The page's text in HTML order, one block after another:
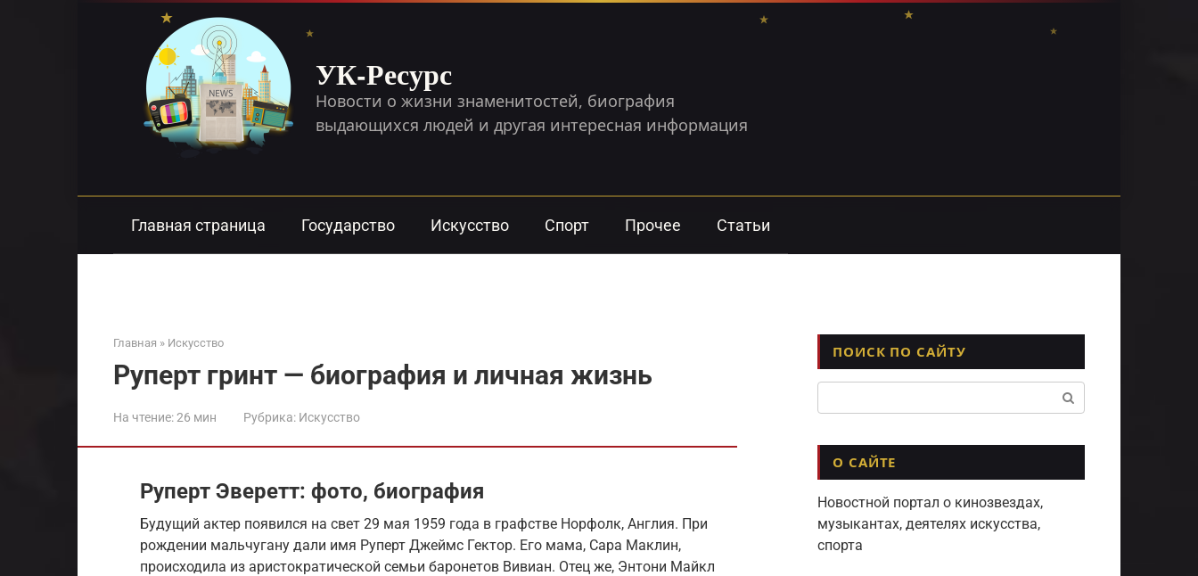
УК-Ресурс
Новости о жизни знаменитостей, биография
выдающихся людей и другая интересная информация
Главная страница Государство Искусство Спорт Прочее Статьи
Главная » Искусство
Руперт гринт — биография и личная жизнь
На чтение:26 мин Рубрика: Искусство
Руперт Эверетт: фото, биография
Будущий актер появился на свет 29 мая 1959 года в графстве Норфолк, Англия. При
рождении мальчугану дали имя Руперт Джеймс Гектор. Его мама, Сара Маклин,
происходила из аристократической семьи баронетов Вивиан. Отец же, Энтони Майкл
ПОИСК ПО САЙТУ
О САЙТЕ
Новостной портал о кинозвездах,
музыкантах, деятелях искусства,
спорта